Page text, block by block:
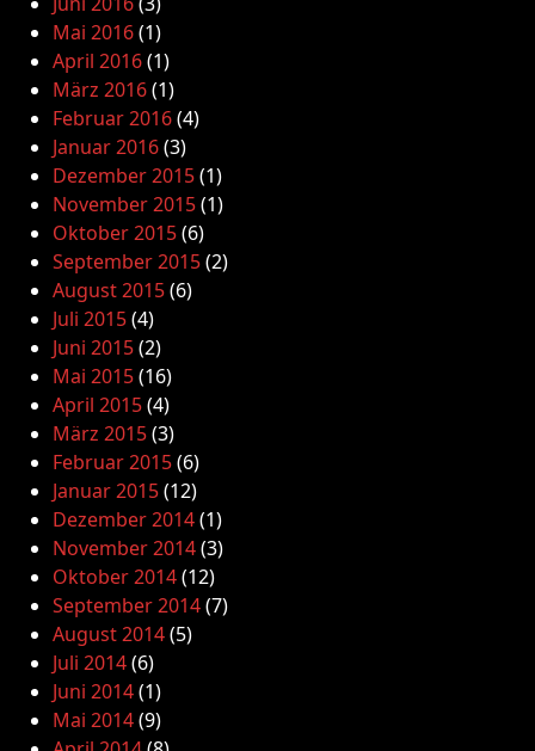
Mai 2016(1)
April 2016(1)
März 2016(1)
Februar 2016(4)
Januar 2016(3)
Dezember 2015(1)
November 2015(1)
Oktober 2015(6)
September 2015(2)
August 2015(6)
Juli 2015(4)
Juni 2015(2)
Mai 2015(16)
April 2015(4)
März 2015(3)
Februar 2015(6)
Januar 2015(12)
Dezember 2014(1)
November 2014(3)
Oktober 2014(12)
September 2014(7)
August 2014(5)
Juli 2014(6)
Juni 2014(1)
Mai 2014(9)